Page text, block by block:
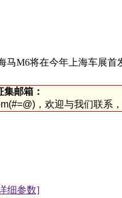
马M6将在今年上海车展
邮箱：
，欢迎与我们联系
细参数]